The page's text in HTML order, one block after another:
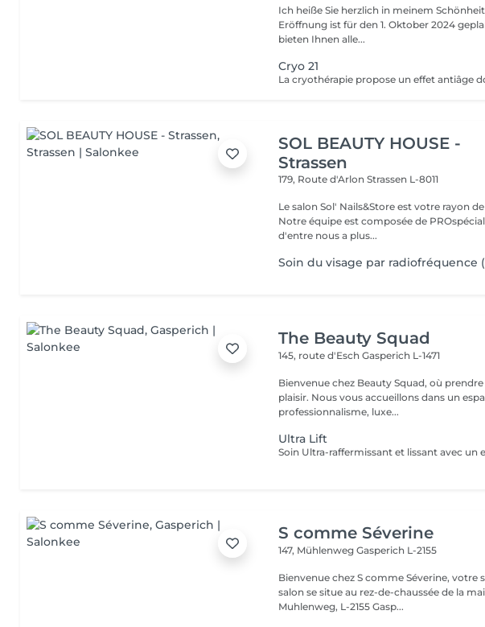
Ich heiße Sie herzlich in meinem
Eröffnung ist für den 1. Oktober 2024
bieten Ihnen alle...
Cryo 21
SOL BEAUTY HOUSE -
Strassen
179, Route d'ArlonStrassen L-8011
Le salon Sol' Nails&Store est votre rayon
Notre équipe est composée de
d'entre nous a plus...
Soin du visage par radiofréquence
The Beauty Squad
145, route d'EschGasperich L-1471
Bienvenue chez Beauty Squad, où
plaisir. Nous vous accueillons dans un
professionnalisme, luxe...
Ultra Lift
S comme Séverine
147, MühlenwegGasperich L-2155
Bienvenue chez S comme Séverine, votre
salon se situe au rez-de-chaussée de la
Muhlenweg, L-2155 Gasp...